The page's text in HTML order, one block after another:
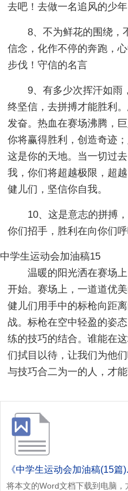
去吧！去做一名追风的少年
8、不为鲜花的围绕，
信念，化作不停的奔跑，
步伐！守信的名言
9、有多少次挥汗如雨
终坚信，去拼搏才能胜利
发奋。热血在赛场沸腾，
你将赢得胜利，创造奇迹
这是你的天地。当一切过
我，你们将超越极限，超
健儿们，坚信你自我。
10、这是意志的拼搏
你们招手，胜利在向你们呼
中学生运动会加油稿15
温暖的阳光洒在赛场
开始。赛场上，一道道优
健儿们用手中的标枪向距
战。标枪在空中轻盈的姿
练的技巧的结合。谁能在
们拭目以待，让我们为他
与技巧合二为一的人，才
《中学生运动会加油稿(15篇
将本文的Word文档下载到电脑，